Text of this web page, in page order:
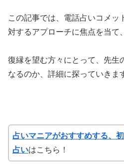
この記事では、電話占いコメッ
対するアプローチに焦点を当て
復縁を望む方々にとって、先生
なるのか、詳細に探っていきま
占いマニアがおすすめする、
占いはこちら！